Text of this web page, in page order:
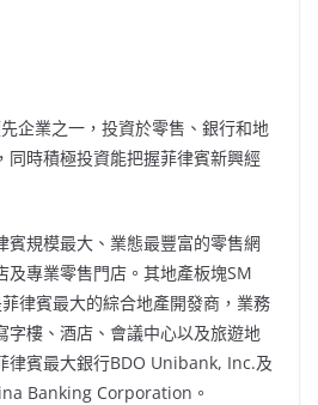
企業之一，投資於零售、銀行和地
同時積極投資能把握菲律賓新興經
賓規模最大、業態最豐富的零售網
及專業零售門店。其地產板塊SM
律賓最大的綜合地產開發商，業務
字樓、酒店、會議中心以及旅遊地
律賓最大銀行BDO Unibank, Inc.及
Banking Corporation。